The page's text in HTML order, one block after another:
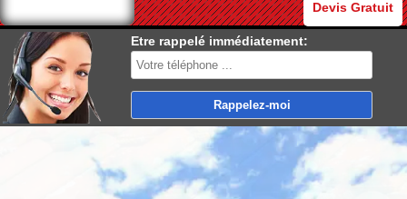
Devis Gratuit
Etre rappelé immédiatement: